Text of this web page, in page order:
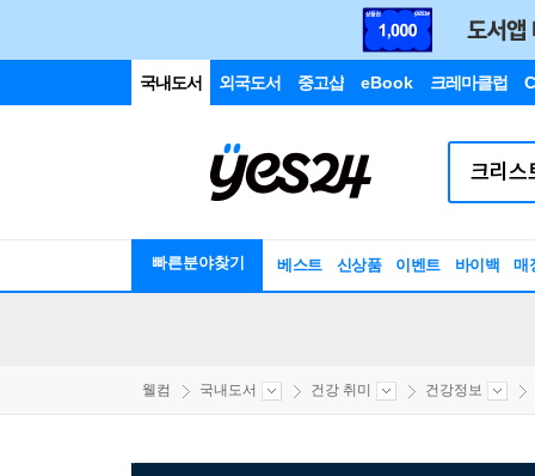
국내도서 외국도서 중고샵 eBook 크레마클럽
빠른분야찾기 베스트 신상품 이벤트 바이백 매
웰컴 국내도서 건강 취미 건강정보